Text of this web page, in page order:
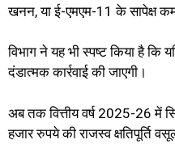
खनन, या ई-एमएम-11 के सापेक्ष
विभाग ने यह भी स्पष्ट किया है कि
दंडात्मक कार्रवाई की जाएगी।
अब तक वित्तीय वर्ष 2025-26 में
हजार रुपये की राजस्व क्षतिपूर्ति